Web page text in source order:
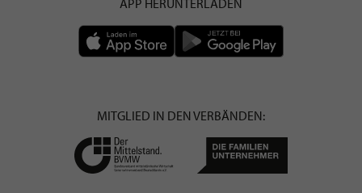
MITGLIED IN DEN VERBÄNDEN: